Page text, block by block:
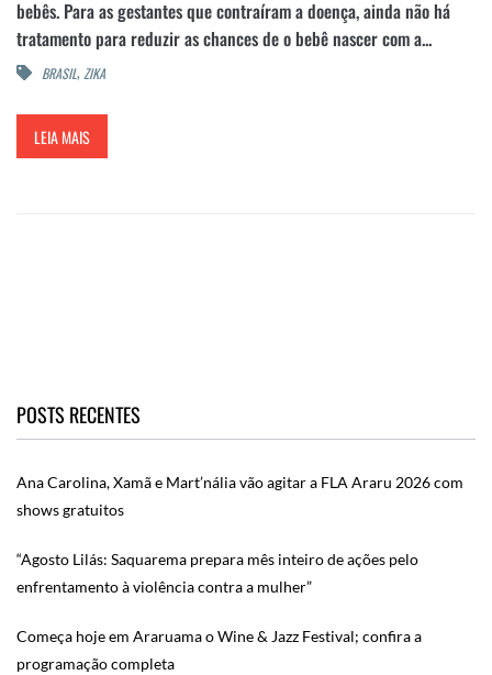
bebês. Para as gestantes que contraíram a doença, ainda não há
tratamento para reduzir as chances de o bebê nascer com a...
BRASIL, ZIKA
LEIA MAIS
POSTS RECENTES
Ana Carolina, Xamã e Mart’nália vão agitar a FLA Araru 2026 com
shows gratuitos
“Agosto Lilás: Saquarema prepara mês inteiro de ações pelo
enfrentamento à violência contra a mulher”
Começa hoje em Araruama o Wine & Jazz Festival; confira a
programação completa